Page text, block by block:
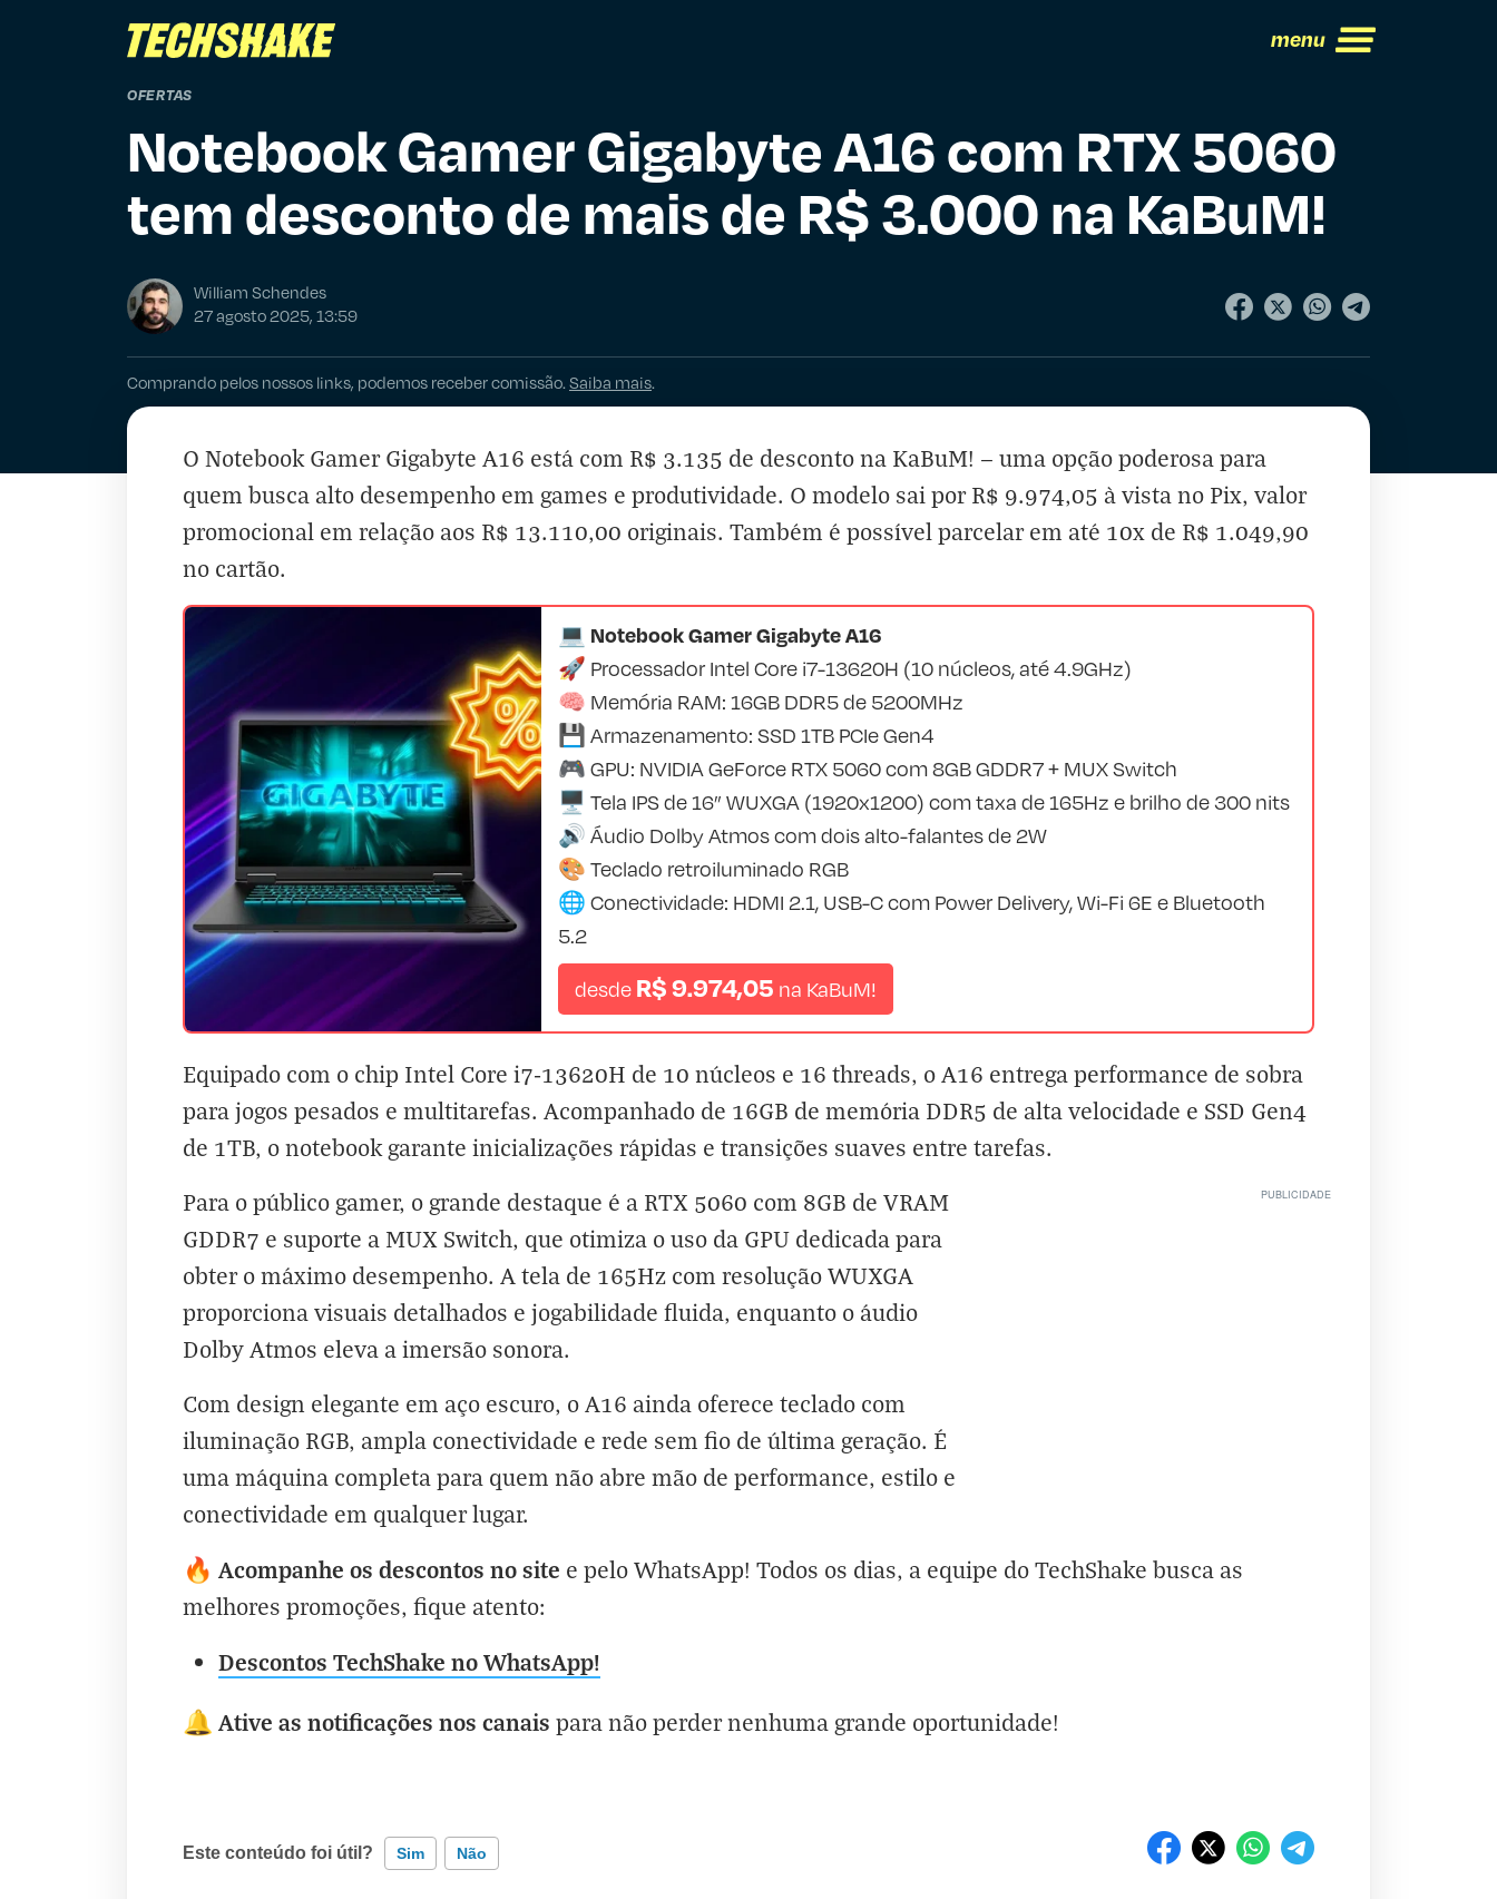
menu
OFERTAS
Notebook Gamer Gigabyte A16 com RTX 5060
tem desconto de mais de R$ 3.000 na KaBuM!
William Schendes
27 agosto 2025, 13:59
Comprando pelos nossos links, podemos receber comissão. Saiba mais.
O Notebook Gamer Gigabyte A16 está com R$ 3.135 de desconto na KaBuM! — uma opção poderosa para
quem busca alto desempenho em games e produtividade. O modelo sai por R$ 9.974,05 à vista no Pix, valor
promocional em relação aos R$ 13.110,00 originais. Também é possível parcelar em até 10x de R$ 1.049,90
no cartão.
💻 Notebook Gamer Gigabyte A16
🚀 Processador Intel Core i7-13620H (10 núcleos, até 4.9GHz)
🧠 Memória RAM: 16GB DDR5 de 5200MHz
💾 Armazenamento: SSD 1TB PCIe Gen4
🎮 GPU: NVIDIA GeForce RTX 5060 com 8GB GDDR7 + MUX Switch
🖥️ Tela IPS de 16” WUXGA (1920x1200) com taxa de 165Hz e brilho de 300 nits
🔊 Áudio Dolby Atmos com dois alto-falantes de 2W
🎨 Teclado retroiluminado RGB
🌐 Conectividade: HDMI 2.1, USB-C com Power Delivery, Wi-Fi 6E e Bluetooth
5.2
desde R$ 9.974,05 na KaBuM!
Equipado com o chip Intel Core i7-13620H de 10 núcleos e 16 threads, o A16 entrega performance de sobra
para jogos pesados e multitarefas. Acompanhado de 16GB de memória DDR5 de alta velocidade e SSD Gen4
de 1TB, o notebook garante inicializações rápidas e transições suaves entre tarefas.
Para o público gamer, o grande destaque é a RTX 5060 com 8GB de VRAM
GDDR7 e suporte a MUX Switch, que otimiza o uso da GPU dedicada para
obter o máximo desempenho. A tela de 165Hz com resolução WUXGA
proporciona visuais detalhados e jogabilidade fluida, enquanto o áudio
Dolby Atmos eleva a imersão sonora.
Com design elegante em aço escuro, o A16 ainda oferece teclado com
iluminação RGB, ampla conectividade e rede sem fio de última geração. É
uma máquina completa para quem não abre mão de performance, estilo e
conectividade em qualquer lugar.
🔥 Acompanhe os descontos no site e pelo WhatsApp! Todos os dias, a equipe do TechShake busca as
melhores promoções, fique atento:
Descontos TechShake no WhatsApp!
🔔 Ative as notificações nos canais para não perder nenhuma grande oportunidade!
Este conteúdo foi útil? Sim Não